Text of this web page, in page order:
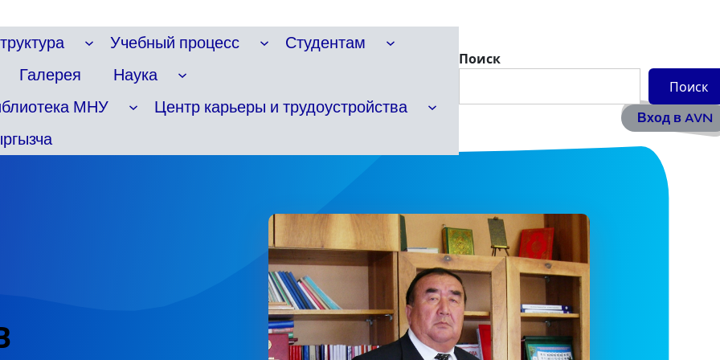
Учебный процесс
Студентам
Галерея
Наука
МНУ
Центр карьеры и трудоустройства
Поиск
Поиск
Вход в AVN